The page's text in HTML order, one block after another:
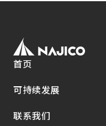
事例/产品介绍
新的措施
小型CS散热器(CSC)
首页
可持续发展
联系我们